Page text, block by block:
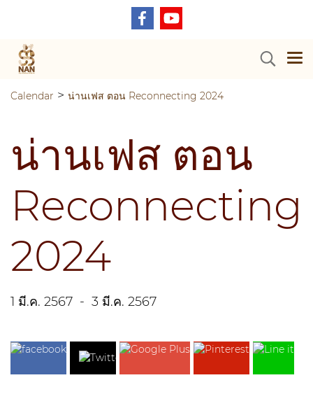
Calendar > น่านเฟส ตอน Reconnecting 2024
น่านเฟส ตอน
Reconnecting
2024
1 มี.ค. 2567 - 3 มี.ค. 2567